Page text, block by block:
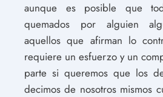
aunque es posible que
quemados por alguien
aquellos que afirman lo
requiere un esfuerzo y un
parte si queremos que los
decimos de nosotros mismos